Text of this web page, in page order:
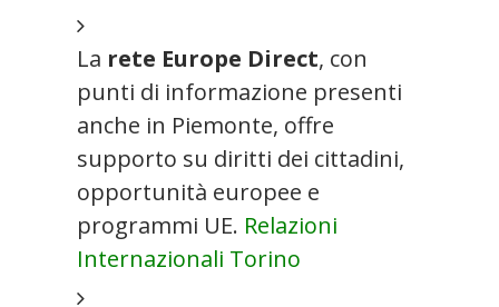
La rete Europe Direct, con
punti di informazione presenti
anche in Piemonte, offre
supporto su diritti dei cittadini,
opportunità europee e
programmi UE. Relazioni
Internazionali Torino